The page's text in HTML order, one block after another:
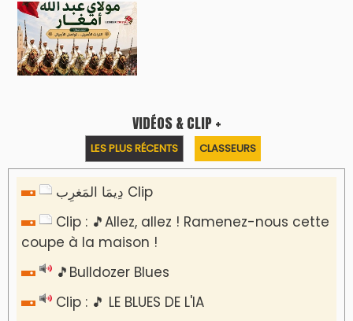
VIDÉOS & CLIP +
LES PLUS RÉCENTS CLASSEURS
دِيمَا المَغرِب Clip
Clip : 🎵Allez, allez ! Ramenez-nous cette
coupe à la maison !
🎵Bulldozer Blues
Clip : 🎵 LE BLUES DE L'IA